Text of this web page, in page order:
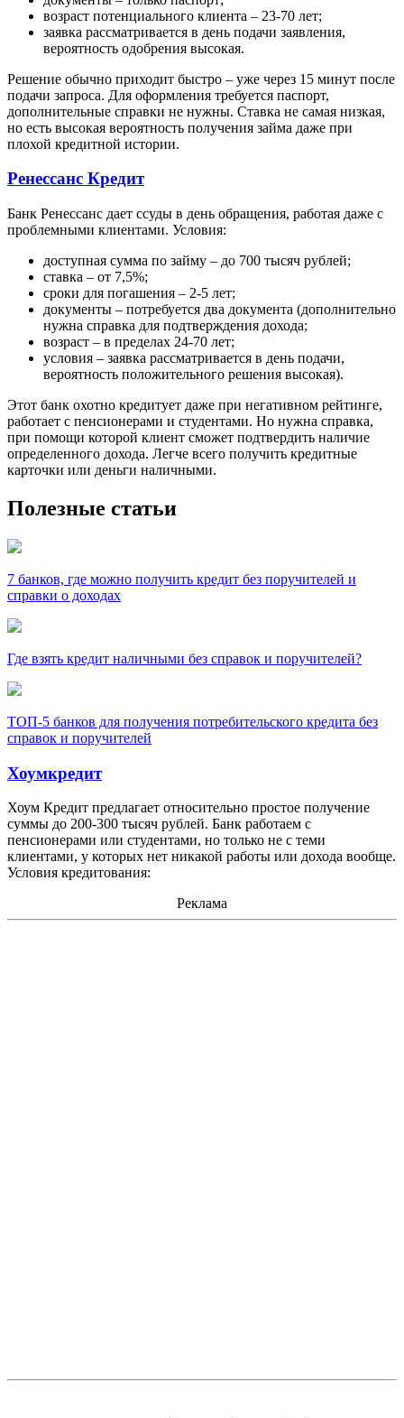
возраст потенциального клиента – 23-70 лет;
заявка рассматривается в день подачи заявления,
вероятность одобрения высокая.
Решение обычно приходит быстро – уже через 15 минут после
подачи запроса. Для оформления требуется паспорт,
дополнительные справки не нужны. Ставка не самая низкая,
но есть высокая вероятность получения займа даже при
плохой кредитной истории.
Ренессанс Кредит
Банк Ренессанс дает ссуды в день обращения, работая даже с
проблемными клиентами. Условия:
доступная сумма по займу – до 700 тысяч рублей;
ставка – от 7,5%;
сроки для погашения – 2-5 лет;
документы – потребуется два документа (дополнительно
нужна справка для подтверждения дохода;
возраст – в пределах 24-70 лет;
условия – заявка рассматривается в день подачи,
вероятность положительного решения высокая).
Этот банк охотно кредитует даже при негативном рейтинге,
работает с пенсионерами и студентами. Но нужна справка,
при помощи которой клиент сможет подтвердить наличие
определенного дохода. Легче всего получить кредитные
карточки или деньги наличными.
Полезные статьи
7 банков, где можно получить кредит без поручителей и
справки о доходах
Где взять кредит наличными без справок и поручителей?
ТОП-5 банков для получения потребительского кредита без
справок и поручителей
Хоумкредит
Хоум Кредит предлагает относительно простое получение
суммы до 200-300 тысяч рублей. Банк работаем с
пенсионерами или студентами, но только не с теми
клиентами, у которых нет никакой работы или дохода вообще.
Условия кредитования:
Реклама